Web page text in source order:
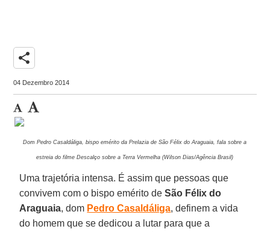
share
04 Dezembro 2014
Dom Pedro Casaldáliga, bispo emérito da Prelazia de São Félix do Araguaia, fala sobre a
estreia do filme Descalço sobre a Terra Vermelha (Wilson Dias/Agência Brasil)
Uma trajetória intensa. É assim que pessoas que
convivem com o bispo emérito deSão Félix do
Araguaia, dom Pedro Casaldáliga, definem a vida
do homem que se dedicou a lutar para que a